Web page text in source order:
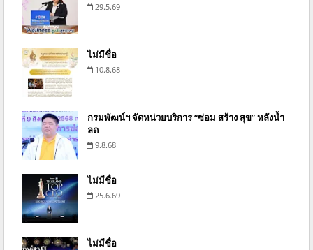
29.5.69
ไม่มีชื่อ
10.8.68
กรมพัฒน์ฯ จัดหน่วยบริการ “ซ่อม สร้าง สุข” หลังน้ำ
ลด
9.8.68
ไม่มีชื่อ
25.6.69
ไม่มีชื่อ